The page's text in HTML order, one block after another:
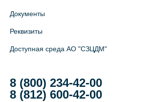
Документы
Реквизиты
Доступная среда АО "СЗЦДМ"
8 (800) 234-42-00
8 (812) 600-42-00